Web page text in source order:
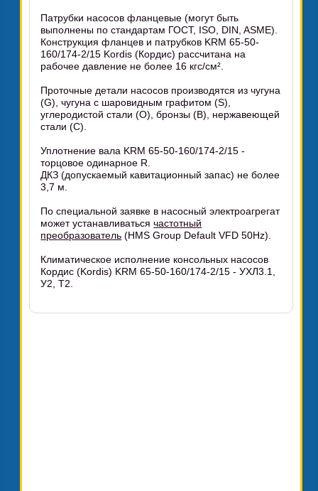
Патрубки насосов фланцевые (могут быть
выполнены по стандартам ГОСТ, ISO, DIN, ASME).
Конструкция фланцев и патрубков KRM 65-50-
160/174-2/15 Kordis (Кордис) рассчитана на
рабочее давление не более 16 кгс/см².
Проточные детали насосов производятся из чугуна
(G), чугуна с шаровидным графитом (S),
углеродистой стали (O), бронзы (B), нержавеющей
стали (C).
Уплотнение вала KRM 65-50-160/174-2/15 -
торцовое одинарное R.
ДКЗ (допускаемый кавитационный запас) не более
3,7 м.
По специальной заявке в насосный электроагрегат
может устанавливатьсячастотный
преобразователь (HMS Group Default VFD 50Hz).
Климатическое исполнение консольных насосов
Кордис (Kordis) KRM 65-50-160/174-2/15 - УХЛ3.1,
У2, Т2.